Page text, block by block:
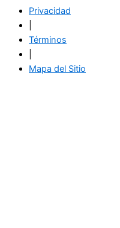
Privacidad
Términos
Mapa del Sitio